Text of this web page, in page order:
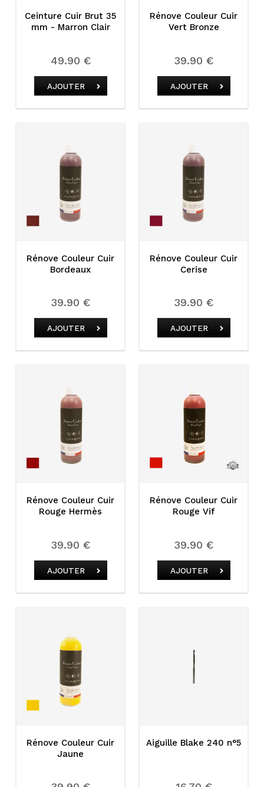
Ceinture Cuir Brut 35
mm - Marron Clair
49.90 €
AJOUTER
Rénove Couleur Cuir
Vert Bronze
39.90 €
AJOUTER
Rénove Couleur Cuir
Bordeaux
39.90 €
AJOUTER
Rénove Couleur Cuir
Cerise
39.90 €
AJOUTER
Rénove Couleur Cuir
Rouge Hermès
39.90 €
AJOUTER
Rénove Couleur Cuir
Rouge Vif
39.90 €
AJOUTER
Rénove Couleur Cuir
Jaune
Aiguille Blake 240 n°5